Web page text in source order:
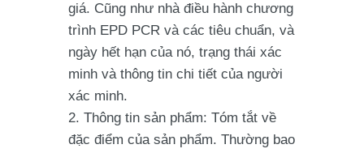
giá. Cũng như nhà điều hành chương
trình EPD PCR và các tiêu chuẩn, và
ngày hết hạn của nó, trạng thái xác
minh và thông tin chi tiết của người
xác minh.
Thông tin sản phẩm: Tóm tắt về
đặc điểm của sản phẩm. Thường bao